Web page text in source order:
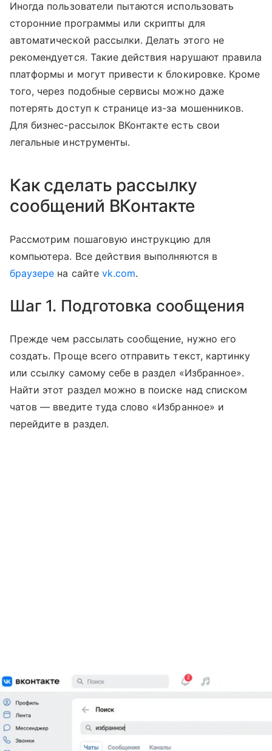
Иногда пользователи пытаются использовать
сторонние программы или скрипты для
автоматической рассылки. Делать этого не
рекомендуется. Такие действия нарушают правила
платформы и могут привести к блокировке. Кроме
того, через подобные сервисы можно даже
потерять доступ к странице из-за мошенников.
Для бизнес-рассылок ВКонтакте есть свои
легальные инструменты.
Как сделать рассылку
сообщений ВКонтакте
Рассмотрим пошаговую инструкцию для
компьютера. Все действия выполняются в
браузере на сайте vk.com.
Шаг 1. Подготовка сообщения
Прежде чем рассылать сообщение, нужно его
создать. Проще всего отправить текст, картинку
или ссылку самому себе в раздел «Избранное».
Найти этот раздел можно в поиске над списком
чатов — введите туда слово «Избранное» и
перейдите в раздел.